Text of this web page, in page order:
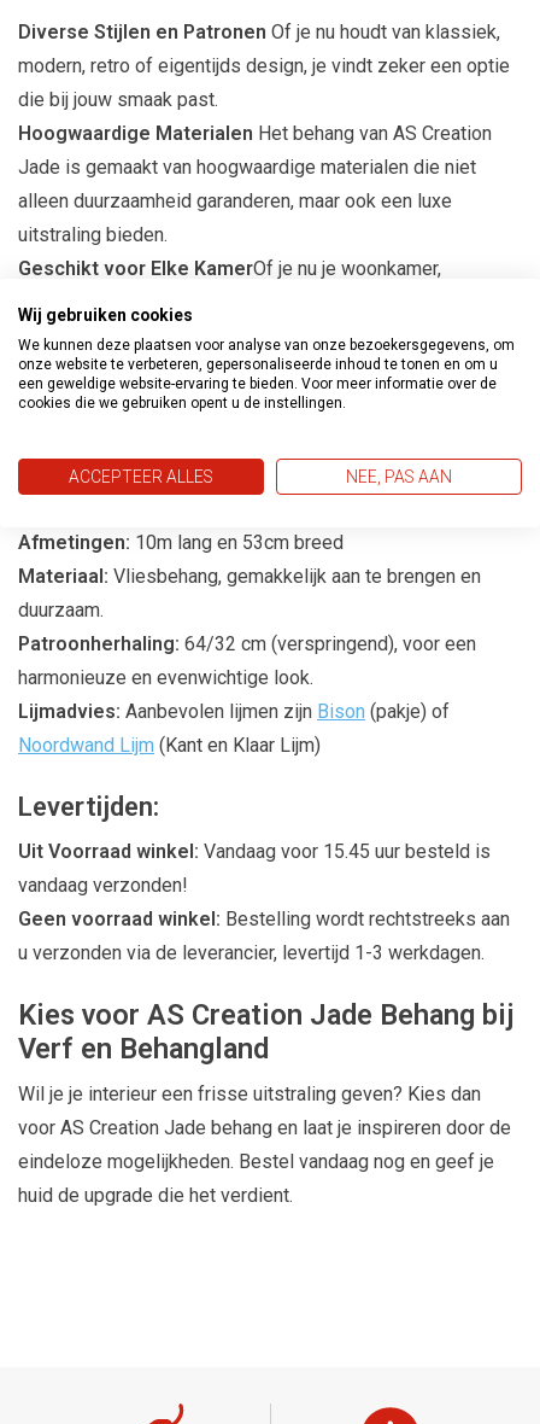
Diverse Stijlen en Patronen Of je nu houdt van klassiek,
modern, retro of eigentijds design, je vindt zeker een optie
die bij jouw smaak past.
Hoogwaardige Materialen Het behang van AS Creation
Jade is gemaakt van hoogwaardige materialen die niet
alleen duurzaamheid garanderen, maar ook een luxe
uitstraling bieden.
Geschikt voor Elke KamerOf je nu je woonkamer,
dit behang past perfect bij elke ruimte.
Eenvoudige ToepassingHet behang is eenvoudig aan te
brengen, waardoor het een ideale keuze is voor zowel
Productspecificaties
Afmetingen: 10m lang en 53cm breed
Materiaal: Vliesbehang, gemakkelijk aan te brengen en
duurzaam.
Patroonherhaling: 64/32 cm (verspringend), voor een
harmonieuze en evenwichtige look.
Lijmadvies: Aanbevolen lijmen zijn Bison (pakje) of
Noordwand Lijm (Kant en Klaar Lijm)
Levertijden:
Uit Voorraad winkel: Vandaag voor 15.45 uur besteld is
vandaag verzonden!
Geen voorraad winkel: Bestelling wordt rechtstreeks aan
u verzonden via de leverancier, levertijd 1-3 werkdagen.
Kies voor AS Creation Jade Behang bij
Verf en Behangland
Wil je je interieur een frisse uitstraling geven? Kies dan
voor AS Creation Jade behang en laat je inspireren door de
eindeloze mogelijkheden. Bestel vandaag nog en geef je
huid de upgrade die het verdient.
Wij gebruiken cookies
We kunnen deze plaatsen voor analyse van onze bezoekersgegevens, om
onze website te verbeteren, gepersonaliseerde inhoud te tonen en om u
een geweldige website-ervaring te bieden. Voor meer informatie over de
cookies die we gebruiken opent u de instellingen.
ACCEPTEER ALLES NEE, PAS AAN